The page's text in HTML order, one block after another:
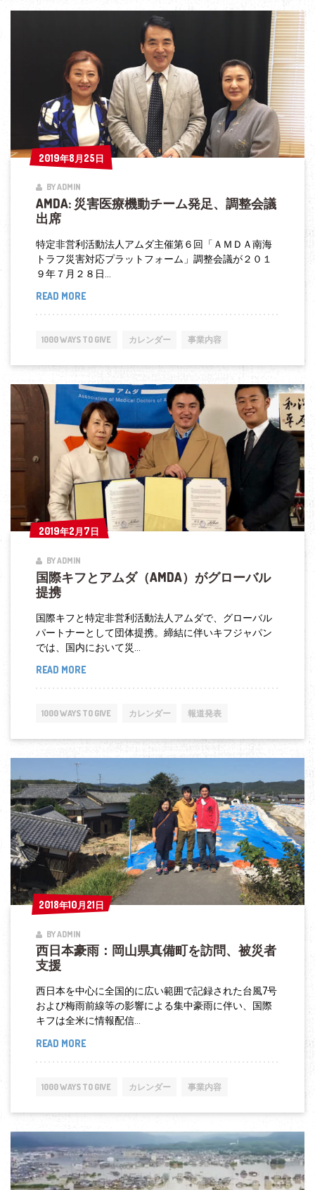
難
民：
ク
ラ
ウ
ド
フ
ン
ィ
ン
2019年8月25日
2019年8月25日
BY ADMIN
AMDA: 災害医療機動チーム発足、調整会議
出席
特定非営利活動法人アムダ主催第６回「ＡＭＤＡ南海
トラフ災害対応プラットフォーム」調整会議が２０１
９年７月２８日...
READ MOREAMDA:
災
害
療
機
動
チ
ー
発
足、
調
議
席
1000 WAYS TO GIVE カレンダー 事業内容
2019年2月7日
2019年2月7日
BY ADMIN
国際キフとアムダ（AMDA）がグローバル
提携
国際キフと特定非営利活動法人アムダで、グローバル
パートナーとして団体提携。締結に伴いキフジャパン
では、国内において災...
READ MORE国
際
キ
と
ム
ダ
（AMDA）
が
グ
ロ
ー
提
1000 WAYS TO GIVE カレンダー 報道発表
2018年10月21日
2018年10月21日
BY ADMIN
西日本豪雨：岡山県真備町を訪問、被災者
支援
西日本を中心に全国的に広い範囲で記録された台風7号
および梅雨前線等の影響による集中豪雨に伴い、国際
キフは全米に情報配信...
READ MORE西
日
本
山
県
1000 WAYS TO GIVE カレンダー 事業内容